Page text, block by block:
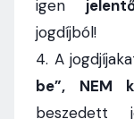
igen
jogdíjból!
4. A
be”, NEM
beszedett